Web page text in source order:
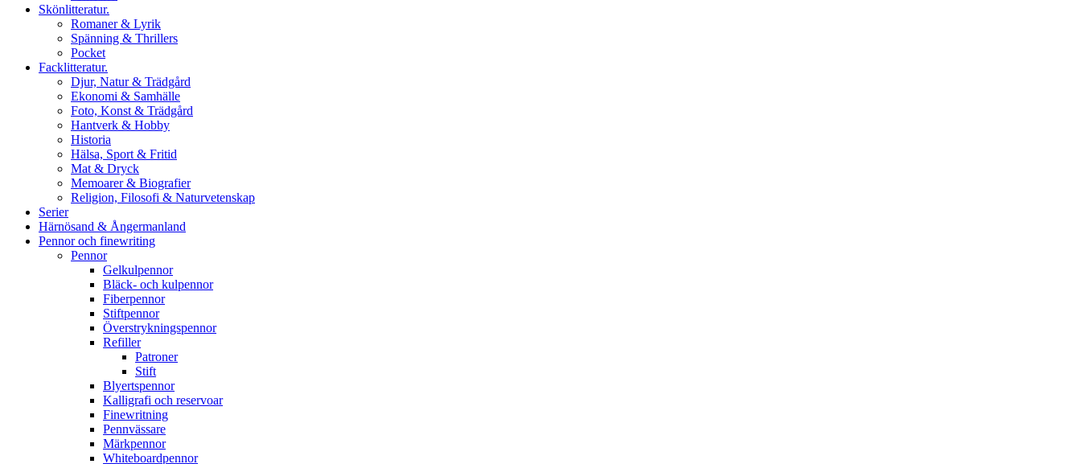
Skönlitteratur.
Romaner & Lyrik
Spänning & Thrillers
Pocket
Facklitteratur.
Djur, Natur & Trädgård
Ekonomi & Samhälle
Foto, Konst & Trädgård
Hantverk & Hobby
Historia
Hälsa, Sport & Fritid
Mat & Dryck
Memoarer & Biografier
Religion, Filosofi & Naturvetenskap
Serier
Härnösand & Ångermanland
Pennor och finewriting
Pennor
Gelkulpennor
Bläck- och kulpennor
Fiberpennor
Stiftpennor
Överstrykningspennor
Refiller
Patroner
Stift
Blyertspennor
Kalligrafi och reservoar
Finewritning
Pennvässare
Märkpennor
Whiteboardpennor